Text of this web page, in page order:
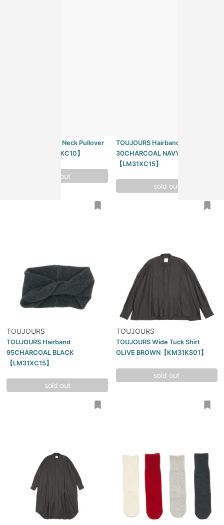
TOUJOURS Turtle Neck Pullover
MUD DYE 【LM31XC10】
sold out
TOUJOURS Hairband
30CHARCOAL NAVY
【LM31XC15】
sold out
TOUJOURS
TOUJOURS Hairband
95CHARCOAL BLACK
【LM31XC15】
sold out
TOUJOURS
TOUJOURS Wide Tuck Shirt
OLIVE BROWN【KM31KS01】
sold out